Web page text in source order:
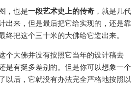
，也是一段艺术史上的传奇 ，就是几代
出来，但是最后把它给实现的，还是靠
终把这个三十米的大佛给它造出来。
个大佛并没有按照它当年的设计稿去
有挺多差别的。但是你可以想象一个
以后，它就没有办法完全严格地按照以